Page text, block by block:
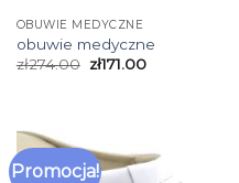
OBUWIE MEDYCZNE
obuwie medyczne
zł274.00 zł171.00
Promocja!